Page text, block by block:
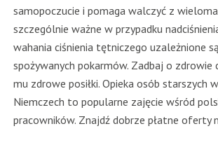
samopoczucie i pomaga walczyć z
szczególnie ważne w przypadku
wahania ciśnienia tętniczego uzależnione
spożywanych pokarmów. Zadbaj o zdrowie
mu zdrowe posiłki. Opieka osób starszych
Niemczech to popularne zajęcie wśród
pracowników. Znajdź dobrze płatne oferty